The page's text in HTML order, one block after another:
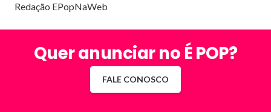
Redação EPopNaWeb
Quer anunciar no É POP?
FALE CONOSCO